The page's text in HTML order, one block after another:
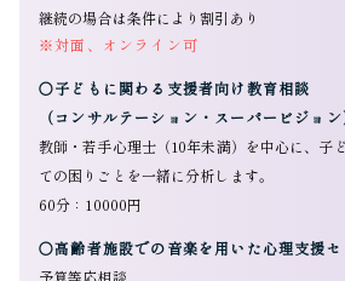
継続の場合は条件により割引あり
※対面、オンライン可
〇子どもに関わる支援者向け教育相談
（コンサルテーション・スーパービジョン
教師・若手心理士（10年未満）を中心に、子
ての困りごとを一緒に分析します。
60分：10000円
〇高齢者施設での音楽を用いた心理支援
予算等応相談